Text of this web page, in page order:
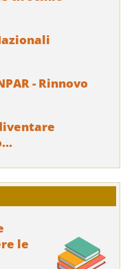
- Rinnovo
le